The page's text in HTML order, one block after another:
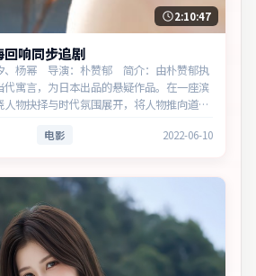
2:10:47
响同步追剧
、杨幂 导演：朴赞郁 简介：由朴赞郁执
寓言，为日本出品的悬疑作品。在一座滨
物抉择与时代氛围展开，将人物推向道德
电影 2022-06-10